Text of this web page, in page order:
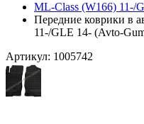
ML-Class (W166) 11-/
Передние коврики в
11-/GLE 14- (Avto-
Артикул: 1005742